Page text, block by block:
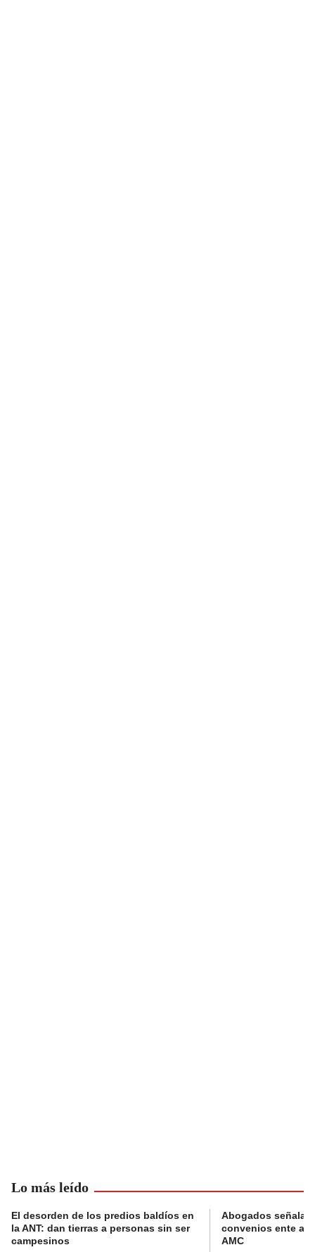
Lo más leído
El desorden de los predios baldíos en
la ANT: dan tierras a personas sin ser
campesinos
Abogados
convenios ente
AMC